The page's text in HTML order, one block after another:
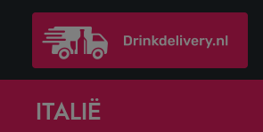
ITALIË